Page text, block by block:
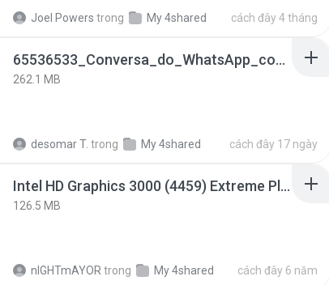
Joel Powers trong My 4shared cách đây 4 tháng
65536533_Conversa_do_WhatsApp_com_Meu_Esposo.zip
262.1 MB
desomar T. trong My 4shared cách đây 17 ngày
Intel HD Graphics 3000 (4459) Extreme Plus 2.0.zip
126.5 MB
nIGHTmAYOR trong My 4shared cách đây 6 năm